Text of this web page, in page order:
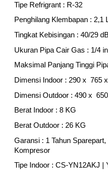
Tipe Refrigrant : R-32
Penghilang Klembapan : 2,1
Tingkat Kebisingan : 40/29
Ukuran Pipa Cair Gas : 1/4
Maksimal Panjang Tinggi
Dimensi Indoor : 290 x 765
Dimensi Outdoor : 490 x
Berat Indoor : 8 KG
Berat Outdoor : 26 KG
Garansi : 1 Tahun
Kompresor
Tipe Indoor : CS-YN12AKJ |